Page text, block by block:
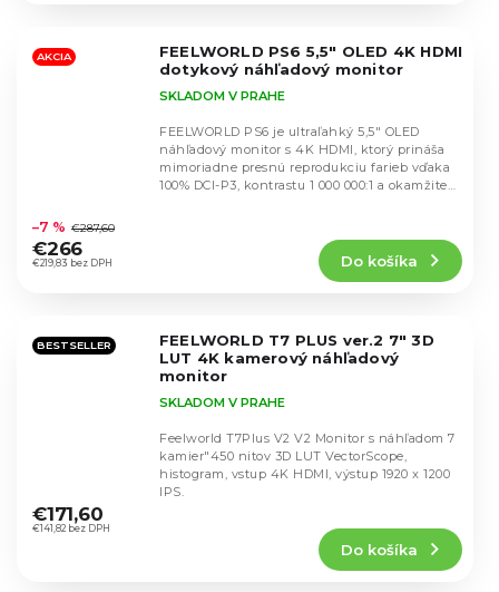
hviezdičiek.
AKCIA
FEELWORLD PS6 5,5" OLED 4K HDMI
dotykový náhľadový monitor
hodnotenie
produktu
je
hviezdičiek.
SKLADOM V PRAHE
€219,83 bez DPH
–7 % €287,60
€266
Do košíka
FEELWORLD PS6 je ultraľahký 5,5" OLED
náhľadový monitor s 4K HDMI, ktorý prináša
mimoriadne presnú reprodukciu farieb vďaka
100% DCI-P3, kontrastu 1 000 000:1 a okamžitej
BESTSELLER
FEELWORLD T7 PLUS ver.2 7" 3D
LUT 4K kamerový náhľadový
monitor
hodnotenie
produktu
SKLADOM V PRAHE
€141,82 bez DPH
€171,60
Do košíka
Feelworld T7Plus V2 V2 Monitor s náhľadom 7
kamier"450 nitov 3D LUT VectorScope,
histogram, vstup 4K HDMI, výstup 1920 x 1200
IPS.